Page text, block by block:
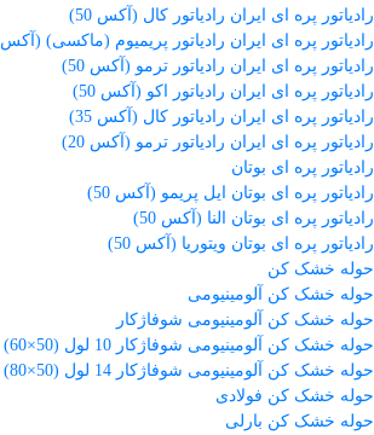
رادیاتور پره ای ایران رادیاتور کال (آکس 50)
رادیاتور پره ای ایران رادیاتور پریمیوم (ماکسی) (آکس 50)
رادیاتور پره ای ایران رادیاتور ترمو (آکس 50)
رادیاتور پره ای ایران رادیاتور اکو (آکس 50)
رادیاتور پره ای ایران رادیاتور کال (آکس 35)
رادیاتور پره ای ایران رادیاتور ترمو (آکس 20)
رادیاتور پره ای بوتان
رادیاتور پره ای بوتان ایل پریمو (آکس 50)
رادیاتور پره ای بوتان النا (آکس 50)
رادیاتور پره ای بوتان ویتوریا (آکس 50)
حوله خشک کن
حوله خشک کن آلومینیومی
حوله خشک کن آلومینیومی شوفاژکار
حوله خشک کن آلومینیومی شوفاژکار 10 لول (50×60) سفید
حوله خشک کن آلومینیومی شوفاژکار 14 لول (50×80) سفید
حوله خشک کن فولادی
حوله خشک کن بارلی